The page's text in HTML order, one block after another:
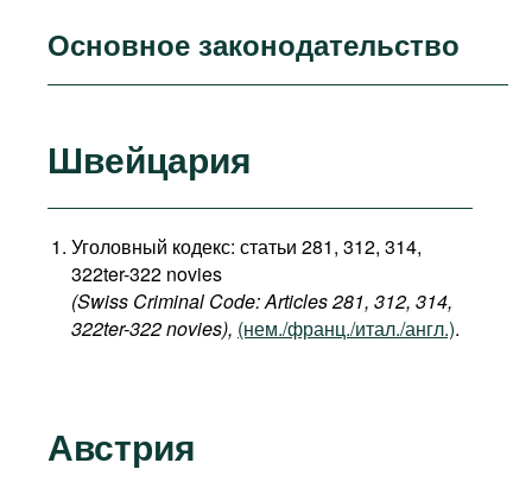
Основное законодательство
Швейцария
Уголовный кодекс: статьи 281, 312, 314,
322ter-322 novies
(Swiss Criminal Code: Articles 281, 312, 314,
322ter-322 novies), (нем./франц./итал./англ.).
Австрия